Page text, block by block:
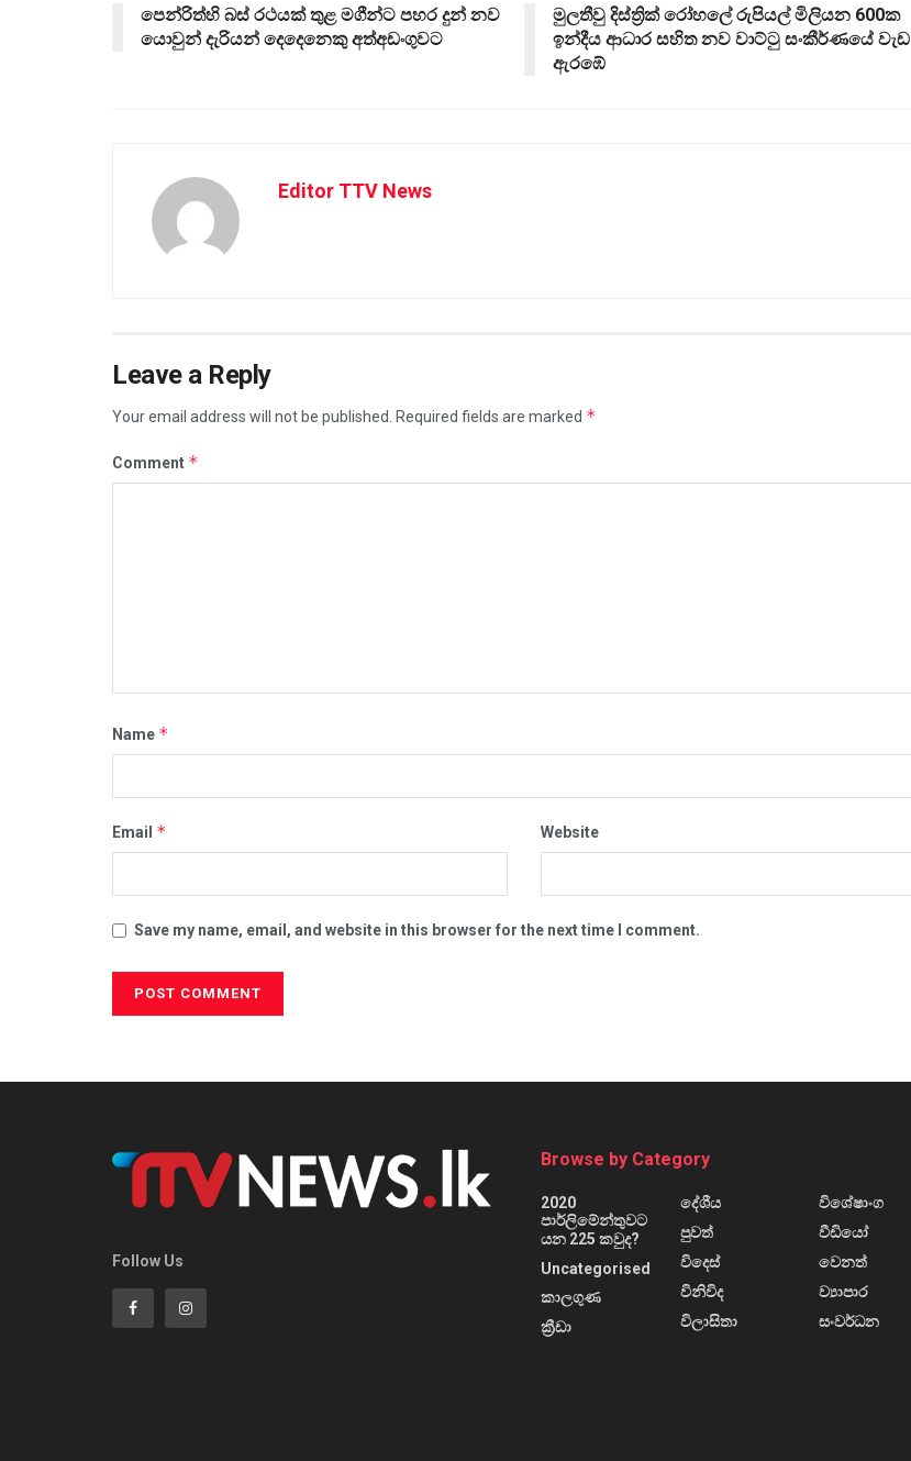
පෙන්රිත්හි බස් රථයක් තුළ මගීන්ට පහර දුන් නව
යොවුන් දැරියන් දෙදෙනෙකු අත්අඩංගුවට
මුලතීවු දිස්ත්‍රික් රෝහලේ රුපියල් මිලියන 600ක
ඉන්දීය ආධාර සහිත නව වාට්ටු සංකීර්ණයේ වැඩ
ඇරඹේ
Editor TTV News
Leave a Reply
Your email address will not be published. Required fields are marked *
Comment *
Name *
Email * Website
Save my name, email, and website in this browser for the next time I comment.
Follow Us
Browse by Category
2020
පාර්ලිමේන්තුවට
යන 225 කවුද?
Uncategorised
කාලගුණ
ක්‍රීඩා
දේශීය
පුවත්
විදෙස්
විනිවිද
විලාසිතා
විශේෂාංග
වීඩියෝ
වෙනත්
ව්‍යාපාර
සංවර්ධන